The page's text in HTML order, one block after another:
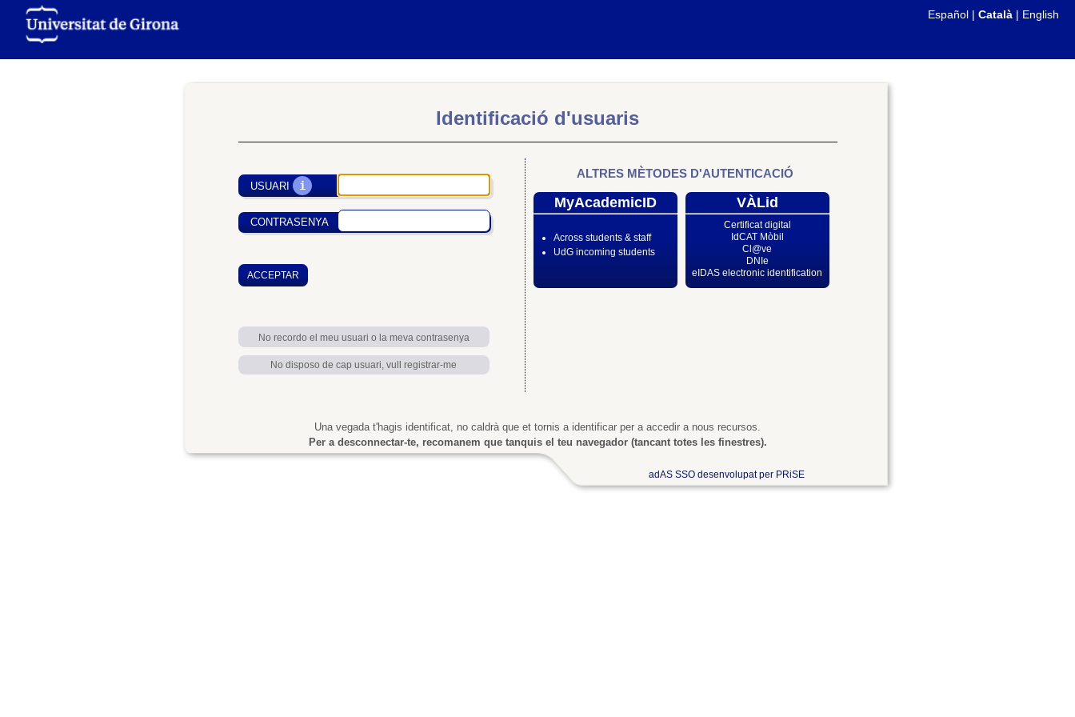
Español | Català | English
Identificació d'usuaris
USUARI i
CONTRASENYA
No recordo el meu usuari o la meva contrasenya
No disposo de cap usuari, vull registrar-me
ALTRES MÈTODES D'AUTENTICACIÓ
MyAcademicID
Across students & staff
UdG incoming students
VÀLid
Certificat digital
IdCAT Mòbil
Cl@ve
DNIe
eIDAS electronic identification
Una vegada t'hagis identificat, no caldrà que et tornis a identificar per a accedir a nous recursos.
Per a desconnectar-te, recomanem que tanquis el teu navegador (tancant totes les finestres).
adAS SSO desenvolupat per PRiSE